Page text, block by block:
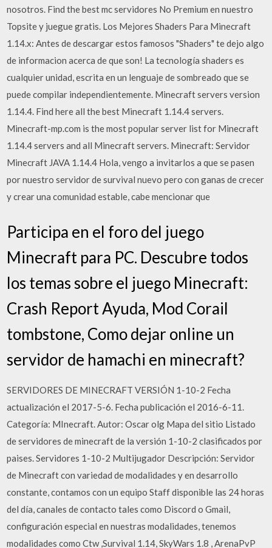
nosotros. Find the best mc servidores No Premium en nuestro
Topsite y juegue gratis. Los Mejores Shaders Para Minecraft
1.14.x: Antes de descargar estos famosos "Shaders" te dejo algo
de informacion acerca de que son! La tecnología shaders es
cualquier unidad, escrita en un lenguaje de sombreado que se
puede compilar independientemente. Minecraft servers version
1.14.4. Find here all the best Minecraft 1.14.4 servers.
Minecraft-mp.com is the most popular server list for Minecraft
1.14.4 servers and all Minecraft servers. Minecraft: Servidor
Minecraft JAVA 1.14.4 Hola, vengo a invitarlos a que se pasen
por nuestro servidor de survival nuevo pero con ganas de crecer
y crear una comunidad estable, cabe mencionar que
Participa en el foro del juego
Minecraft para PC. Descubre todos
los temas sobre el juego Minecraft:
Crash Report Ayuda, Mod Corail
tombstone, Como dejar online un
servidor de hamachi en minecraft?
SERVIDORES DE MINECRAFT VERSIÓN 1-10-2 Fecha
actualización el 2017-5-6. Fecha publicación el 2016-6-11.
Categoría: MInecraft. Autor: Oscar olg Mapa del sitio Listado
de servidores de minecraft de la versión 1-10-2 clasificados por
paises. Servidores 1-10-2 Multijugador Descripción: Servidor
de Minecraft con variedad de modalidades y en desarrollo
constante, contamos con un equipo Staff disponible las 24 horas
del día, canales de contacto tales como Discord o Gmail,
configuración especial en nuestras modalidades, tenemos
modalidades como Ctw ,Survival 1.14, SkyWars 1.8 , ArenaPvP